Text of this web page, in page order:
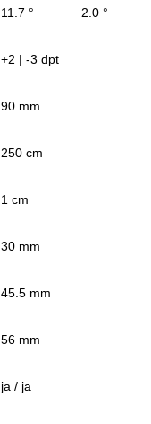
11.7 ° 2.0 °
+2 | -3 dpt
90 mm
250 cm
1 cm
30 mm
45.5 mm
56 mm
ja / ja